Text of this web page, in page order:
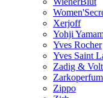
Xerjoff
Yohji
Yves Rocher
Yves Saint
Zadig &
Zippo